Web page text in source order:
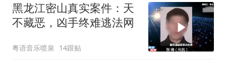
黑龙江密山真实案件：天
不藏恶，凶手终难逃法网
粤语音乐喷泉 14跟贴